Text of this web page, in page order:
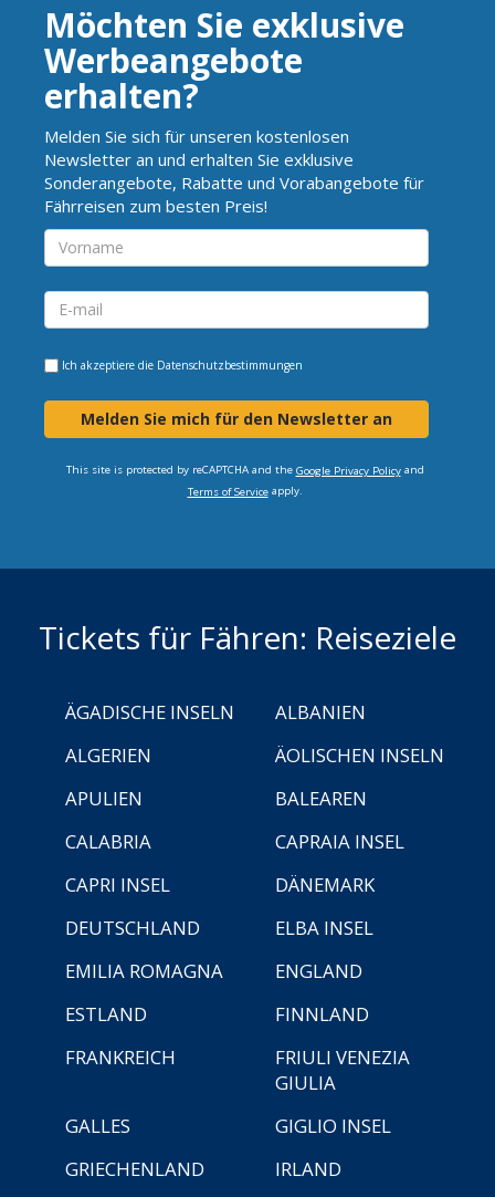
Möchten Sie exklusive
Werbeangebote
erhalten?
Melden Sie sich für unseren kostenlosen
Newsletter an und erhalten Sie exklusive
Sonderangebote, Rabatte und Vorabangebote für
Fährreisen zum besten Preis!
Ich akzeptiere die Datenschutzbestimmungen
Melden Sie mich für den Newsletter an
This site is protected by reCAPTCHA and the Google Privacy Policyand
Terms of Serviceapply.
Tickets für Fähren: Reiseziele
ÄGADISCHE INSELN
ALBANIEN
ALGERIEN
ÄOLISCHEN INSELN
APULIEN
BALEAREN
CALABRIA
CAPRAIA INSEL
CAPRI INSEL
DÄNEMARK
DEUTSCHLAND
ELBA INSEL
EMILIA ROMAGNA
ENGLAND
ESTLAND
FINNLAND
FRANKREICH
FRIULI VENEZIA
GIULIA
GALLES
GIGLIO INSEL
GRIECHENLAND
IRLAND